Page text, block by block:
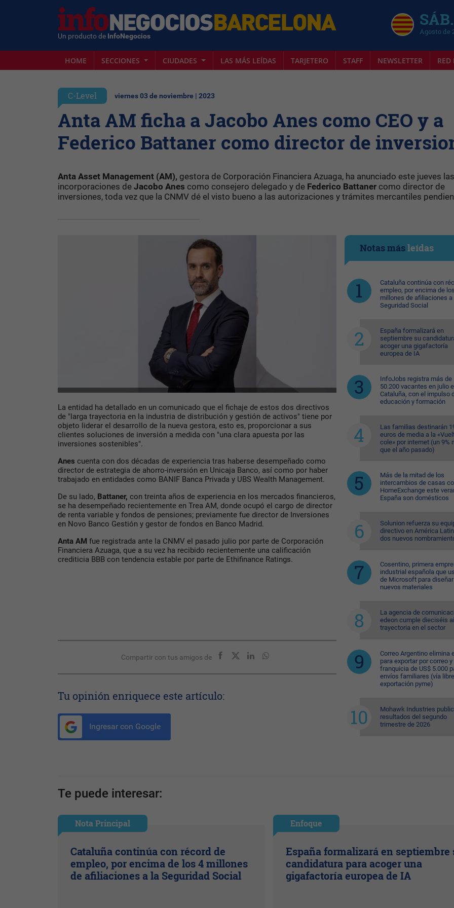
Un producto de InfoNegocios Agosto de
HOME SECCIONES CIUDADES LAS MÁS LEÍDAS TARJETERO STAFF NEWSLETTER RED
C-Level viernes 03 de noviembre | 2023
Anta AM ficha a Jacobo Anes como CEO y a
Federico Battaner como director de
Anta Asset Management (AM), gestora de Corporación Financiera Azuaga, ha anunciado este jueves las
incorporaciones de Jacobo Anes como consejero delegado y de Federico Battaner como director de
inversiones, toda vez que la CNMV dé el visto bueno a las autorizaciones y trámites mercantiles
La entidad ha detallado en un comunicado que el fichaje de estos dos directivos
de "larga trayectoria en la industria de distribución y gestión de activos" tiene por
objeto liderar el desarrollo de la nueva gestora, esto es, proporcionar a sus
clientes soluciones de inversión a medida con "una clara apuesta por las
inversiones sostenibles".
Anes cuenta con dos décadas de experiencia tras haberse desempeñado como
director de estrategia de ahorro-inversión en Unicaja Banco, así como por haber
trabajado en entidades como BANIF Banca Privada y UBS Wealth Management.
De su lado, Battaner, con treinta años de experiencia en los mercados financieros,
se ha desempeñado recientemente en Trea AM, donde ocupó el cargo de director
de renta variable y fondos de pensiones; previamente fue director de Inversiones
en Novo Banco Gestión y gestor de fondos en Banco Madrid.
Anta AM fue registrada ante la CNMV el pasado julio por parte de Corporación
Financiera Azuaga, que a su vez ha recibido recientemente una calificación
crediticia BBB con tendencia estable por parte de Ethifinance Ratings.
Compartir con tus amigos de
Tu opinión enriquece este artículo:
Ingresar con Google
Notas másleídas
Cataluña continúa con
empleo, por encima de
millones de afiliaciones a
Seguridad Social
España formalizará en
septiembre su
acoger una gigafactoría
europea de IA
InfoJobs registra más de
50.200 vacantes en julio
Cataluña, con el impulso
educación y formación
Las familias destinarán
euros de media a la
cole» por internet (un 9%
que el año pasado)
Más de la mitad de los
intercambios de casas
HomeExchange este
España son domésticos
Solunion refuerza su
directivo en América
dos nuevos
Cosentino, primera
industrial española que
de Microsoft para diseñar
nuevos materiales
La agencia de
edeon cumple dieciséis
trayectoria en el sector
Correo Argentino elimina
para exportar por correo
franquicia de US$ 5.000
envíos familiares (vía
exportación pyme)
Mohawk Industries
resultados del segundo
trimestre de 2026
Te puede interesar:
Nota Principal
Cataluña continúa con récord de
empleo, por encima de los 4 millones
de afiliaciones a la Seguridad Social
Enfoque
España formalizará en septiembre
candidatura para acoger una
gigafactoría europea de IA